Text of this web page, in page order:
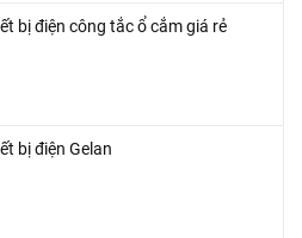
bị điện công tắc ổ cắm giá rẻ
bị điện Gelan